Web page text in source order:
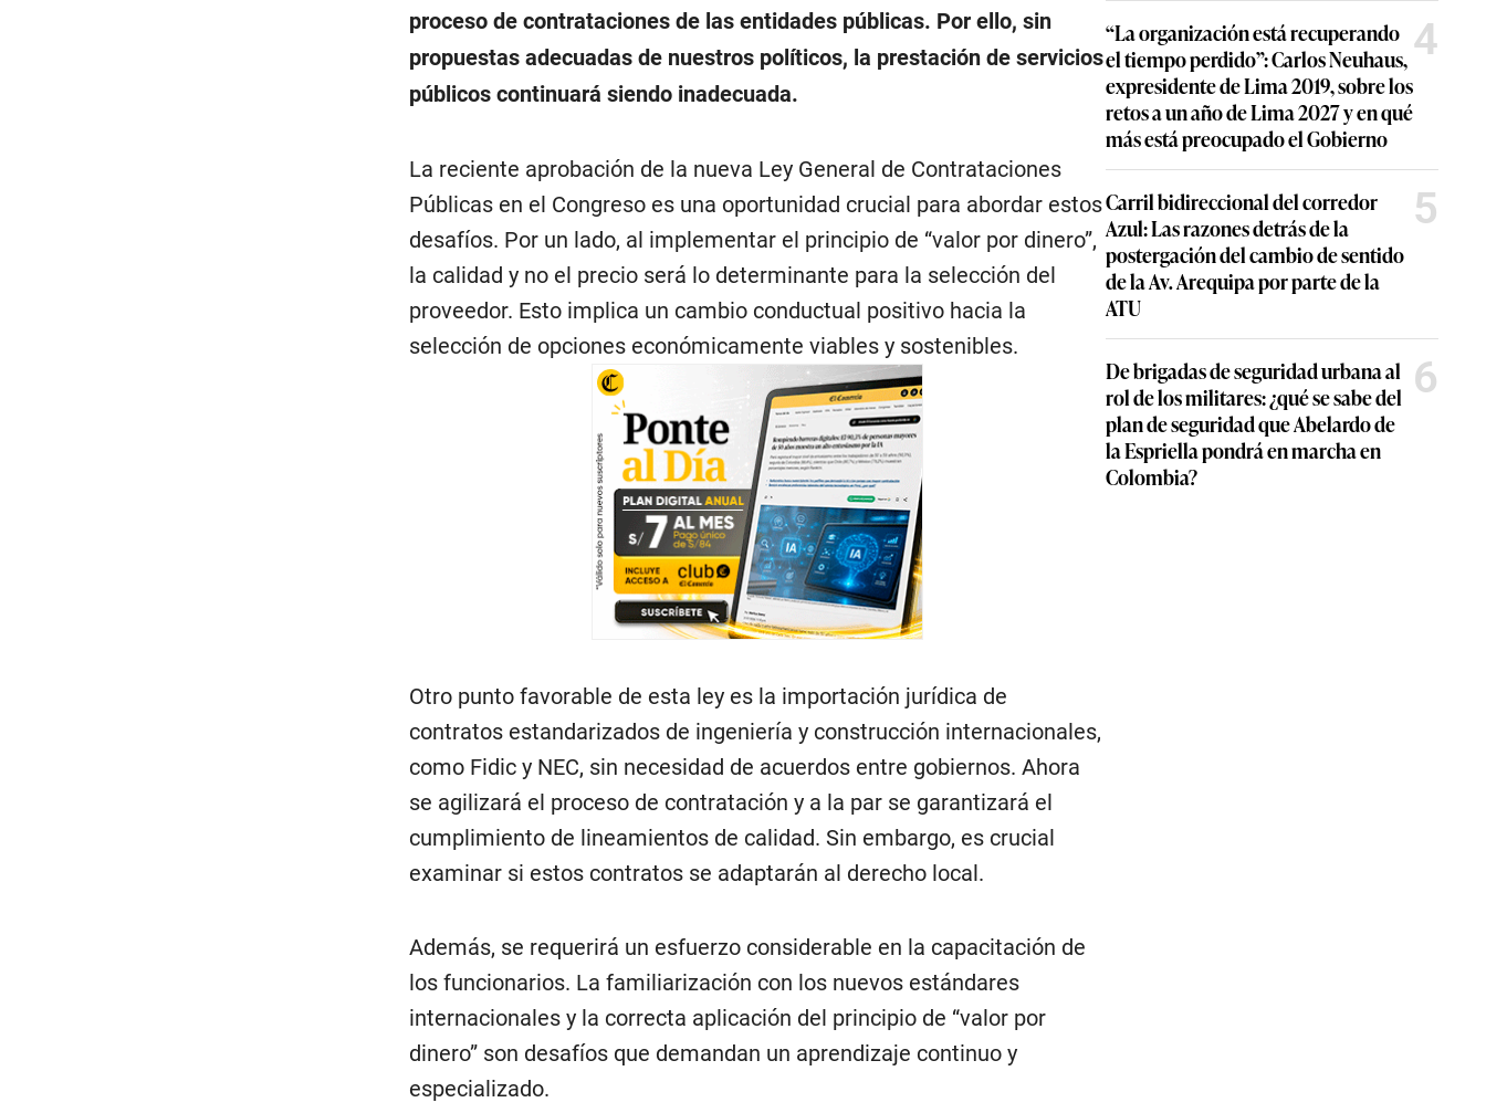
proceso de contrataciones de las entidades públicas. Por ello, sin
propuestas adecuadas de nuestros políticos, la prestación de servicios
públicos continuará siendo inadecuada.
La reciente aprobación de la nueva Ley General de Contrataciones
Públicas en el Congreso es una oportunidad crucial para abordar estos
desafíos. Por un lado, al implementar el principio de “valor por dinero”,
la calidad y no el precio será lo determinante para la selección del
proveedor. Esto implica un cambio conductual positivo hacia la
selección de opciones económicamente viables y sostenibles.
Otro punto favorable de esta ley es la importación jurídica de
contratos estandarizados de ingeniería y construcción internacionales,
como Fidic y NEC, sin necesidad de acuerdos entre gobiernos. Ahora
se agilizará el proceso de contratación y a la par se garantizará el
cumplimiento de lineamientos de calidad. Sin embargo, es crucial
examinar si estos contratos se adaptarán al derecho local.
Además, se requerirá un esfuerzo considerable en la capacitación de
los funcionarios. La familiarización con los nuevos estándares
internacionales y la correcta aplicación del principio de “valor por
dinero” son desafíos que demandan un aprendizaje continuo y
especializado.
“La organización está recuperando
el tiempo perdido”: Carlos Neuhaus,
expresidente de Lima 2019, sobre los
retos a un año de Lima 2027 y en qué
más está preocupado el Gobierno
4
Carril bidireccional del corredor
Azul: Las razones detrás de la
postergación del cambio de sentido
de la Av. Arequipa por parte de la
ATU
5
De brigadas de seguridad urbana al
rol de los militares: ¿qué se sabe del
plan de seguridad que Abelardo de
la Espriella pondrá en marcha en
Colombia?
6